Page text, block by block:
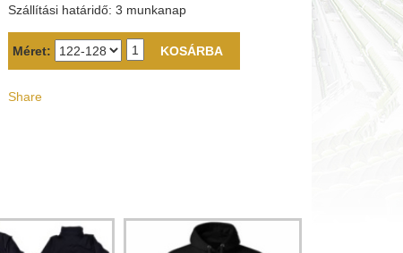
Szállítási határidő: 3 munkanap
Méret:
Share